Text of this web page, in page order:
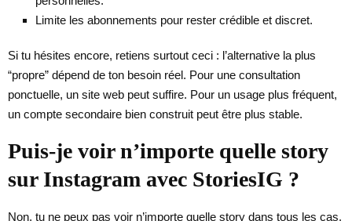
Limite les abonnements pour rester crédible et discret.
Si tu hésites encore, retiens surtout ceci : l’alternative la plus
“propre” dépend de ton besoin réel. Pour une consultation
ponctuelle, un site web peut suffire. Pour un usage plus fréquent,
un compte secondaire bien construit peut être plus stable.
Puis-je voir n’importe quelle story
sur Instagram avec StoriesIG ?
Non, tu ne peux pas voir n’importe quelle story dans tous les cas.